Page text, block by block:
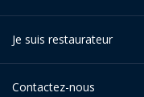
Je suis restaurateur
Contactez-nous